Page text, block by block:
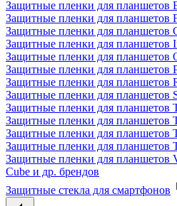
Защитные пленки для планшетов
Защитные пленки для планшетов
Защитные пленки для планшетов
Защитные пленки для планшетов
Защитные пленки для планшетов
Защитные пленки для планшетов
Защитные пленки для планшетов
Защитные пленки для планшетов
Защитные пленки для планшетов
Защитные пленки для планшетов
Защитные пленки для планшетов
Защитные пленки для планшетов
Защитные пленки для планшетов
Cube и др. брендов
Защитные стекла для смартфонов